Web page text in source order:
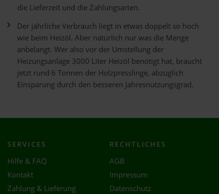
die Lieferzeit und die Zahlungsarten.
Der jährliche Verbrauch liegt in etwas doppelt so hoch
wie beim Heizöl. Aber natürlich nur was die Menge
anbelangt. Wer also vor der Umstellung der
Heizungsanlage 3000 Liter Heizöl benötigt hat, braucht
jetzt rund 6 Tonnen der Holzpresslinge, abzüglich
Einsparung durch den besseren Jahresnutzungsgrad.
SERVICES
Hilfe & FAQ
Kontakt
Zahlung & Lieferung
RECHTLICHES
AGB
Impressum
Datenschutz